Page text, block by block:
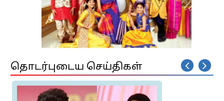
தொடர்புடைய செய்திகள்